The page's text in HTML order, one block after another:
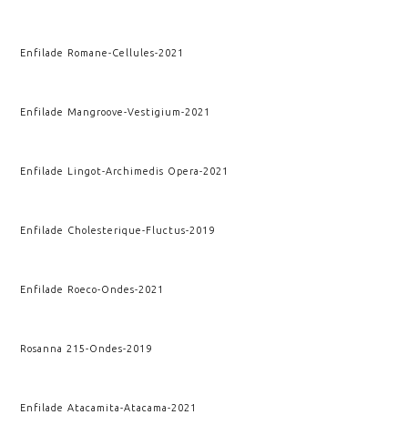
Enfilade Romane-Cellules-2021
Enfilade Mangroove-Vestigium-2021
Enfilade Lingot-Archimedis Opera-2021
Enfilade Cholesterique-Fluctus-2019
Enfilade Roeco-Ondes-2021
Rosanna 215-Ondes-2019
Enfilade Atacamita-Atacama-2021